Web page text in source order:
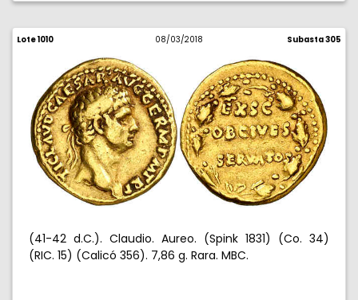
Lote 1010 08/03/2018 Subasta 305
(41-42 d.C.). Claudio. Aureo. (Spink 1831) (Co. 34)
(RIC. 15) (Calicó 356). 7,86 g. Rara. MBC.